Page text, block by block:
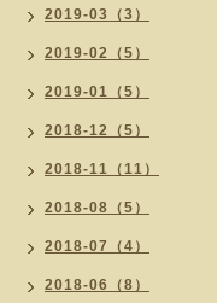
2019-03（3）
2019-02（5）
2019-01（5）
2018-12（5）
2018-11（11）
2018-08（5）
2018-07（4）
2018-06（8）